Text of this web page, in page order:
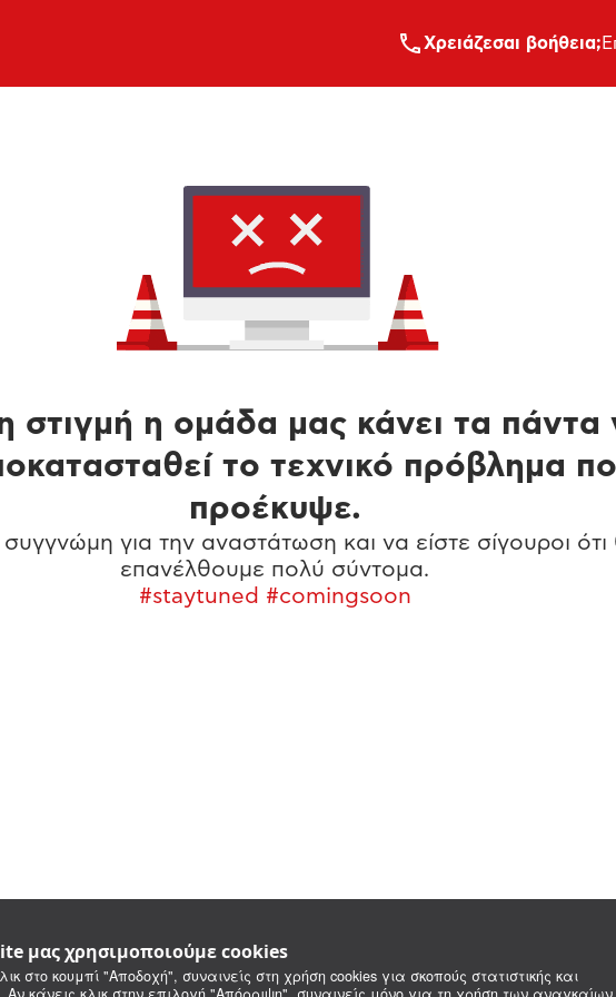
μας χρησιμοποιούμε cookies
στο κουμπί "Αποδοχή", συναινείς στη χρήση cookies για σκοπούς στατιστικής και
Xρειάζεσαι βοήθεια;
στιγμή η ομάδα μας κάνει τα πάντα
το τεχνικό πρόβλημα
προέκυψε.
για την αναστάτωση και να είστε σίγουροι ότι
επανέλθουμε πολύ σύντομα.
#staytuned #comingsoon